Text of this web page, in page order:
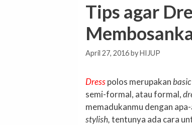
Tips agar
April 27, 2016byHIJUP
Dresspolos merupakan
semi-formal, atau formal,
memadukanmu dengan
stylish,tentunya ada cara